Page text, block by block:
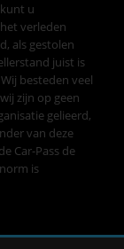
u
verleden
als gestolen
juist is
besteden veel
zijn op geen
gelieerd,
van deze
Car-Pass de
is